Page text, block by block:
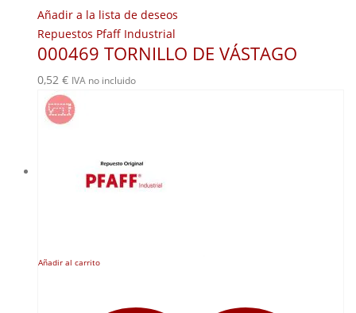
Añadir a la lista de deseos
Repuestos Pfaff Industrial
000469 TORNILLO DE VÁSTAGO
0,52 € IVA no incluido
Añadir al carrito